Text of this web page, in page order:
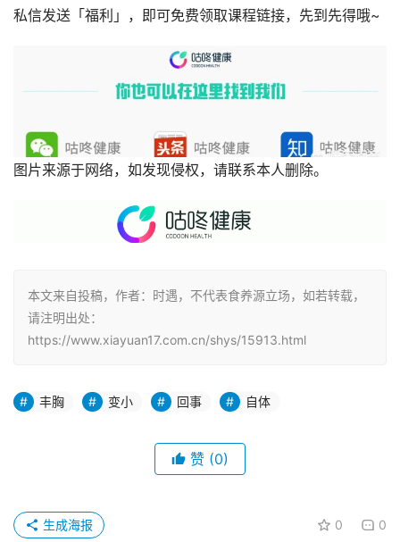
私信发送「福利」，即可免费领取课程链接，先到先得哦~
图片来源于网络，如发现侵权，请联系本人删除。
本文来自投稿，作者：时遇，不代表食养源立场，如若转载，
请注明出处：
https://www.xiayuan17.com.cn/shys/15913.html
丰胸 变小 回事 自体
赞 (0)
0 0
生成海报